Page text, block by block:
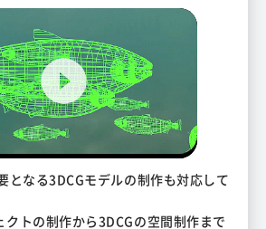
となる3DCGモデルの制作も対応して
トの制作から3DCGの空間制作まで